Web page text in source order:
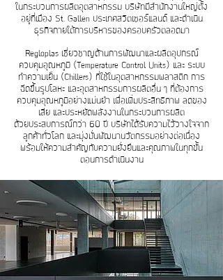
ในกระบวนการผลิตอุตสาหกรรม บริษัทมีสำนักงานใหญ่ตั้ง
อยู่ที่เมือง St. Gallen ประเทศสวิตเซอร์แลนด์ และดำเนิน
ธุรกิจภายใต้การบริหารของครอบครัวตลอดมา
Regloplas เชี่ยวชาญด้านการพัฒนาและผลิตอุปกรณ์
ควบคุมอุณหภูมิ (Temperature Control Units) และ ระบบ
ทำความเย็น (Chillers) ที่ใช้ในอุตสาหกรรมพลาสติก การ
ฉีดขึ้นรูปโลหะ และอุตสาหกรรมการผลิตอื่น ๆ ที่ต้องการ
ควบคุมอุณหภูมิอย่างแม่นยำ เพื่อเพิ่มประสิทธิภาพ ลดของ
เสีย และประหยัดพลังงานในกระบวนการผลิต
ด้วยประสบการณ์กว่า 60 ปี บริษัทได้รับความไว้วางใจจาก
ลูกค้าทั่วโลก และมุ่งมั่นพัฒนานวัตกรรมอย่างต่อเนื่อง
พร้อมให้ความสำคัญกับความยั่งยืนและคุณภาพในทุกขั้น
ตอนการดำเนินงาน